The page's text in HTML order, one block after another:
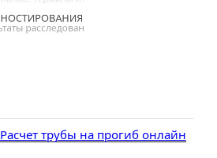
Расчет трубы на прогиб онлайн